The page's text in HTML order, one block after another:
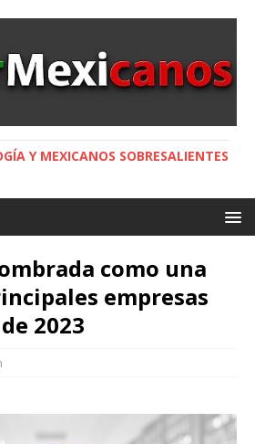
Y MEXICANOS SOBRESALIENTES
como una
empresas
2023